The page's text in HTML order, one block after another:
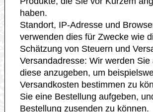
haben.
Standort, IP-Adresse und
verwenden dies für Zwecke wie
Schätzung von Steuern und
Versandadresse: Wir werden Sie
diese anzugeben, um
Versandkosten bestimmen zu
Sie eine Bestellung aufgeben,
Bestellung zusenden zu können.